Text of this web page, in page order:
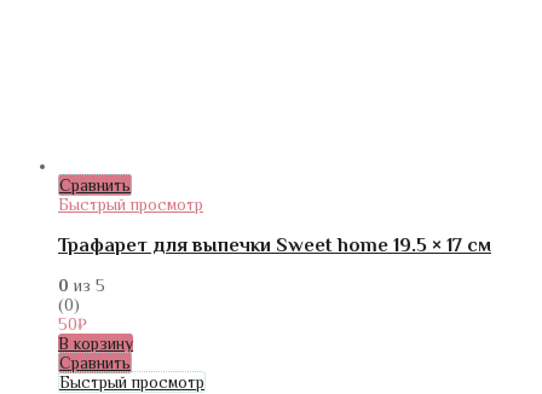
Сравнить
Быстрый просмотр
Трафарет для выпечки Sweet home 19.5 × 17 см
0 из 5
(0)
50₽
В корзину
Сравнить
Быстрый просмотр